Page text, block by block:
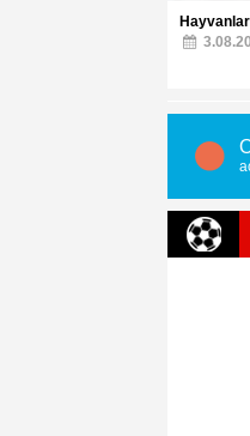
Türkiye